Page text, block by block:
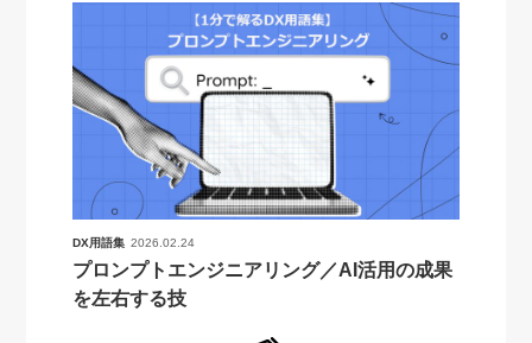
DX用語集 2026.02.24
プロンプトエンジニアリング／AI活用の成果
を左右する技